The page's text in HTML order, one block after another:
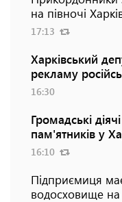
на півночі
17:13
Харківський
рекламу
16:30
Громадські
пам'ятників у
16:10
Підприємиця
водосховище на